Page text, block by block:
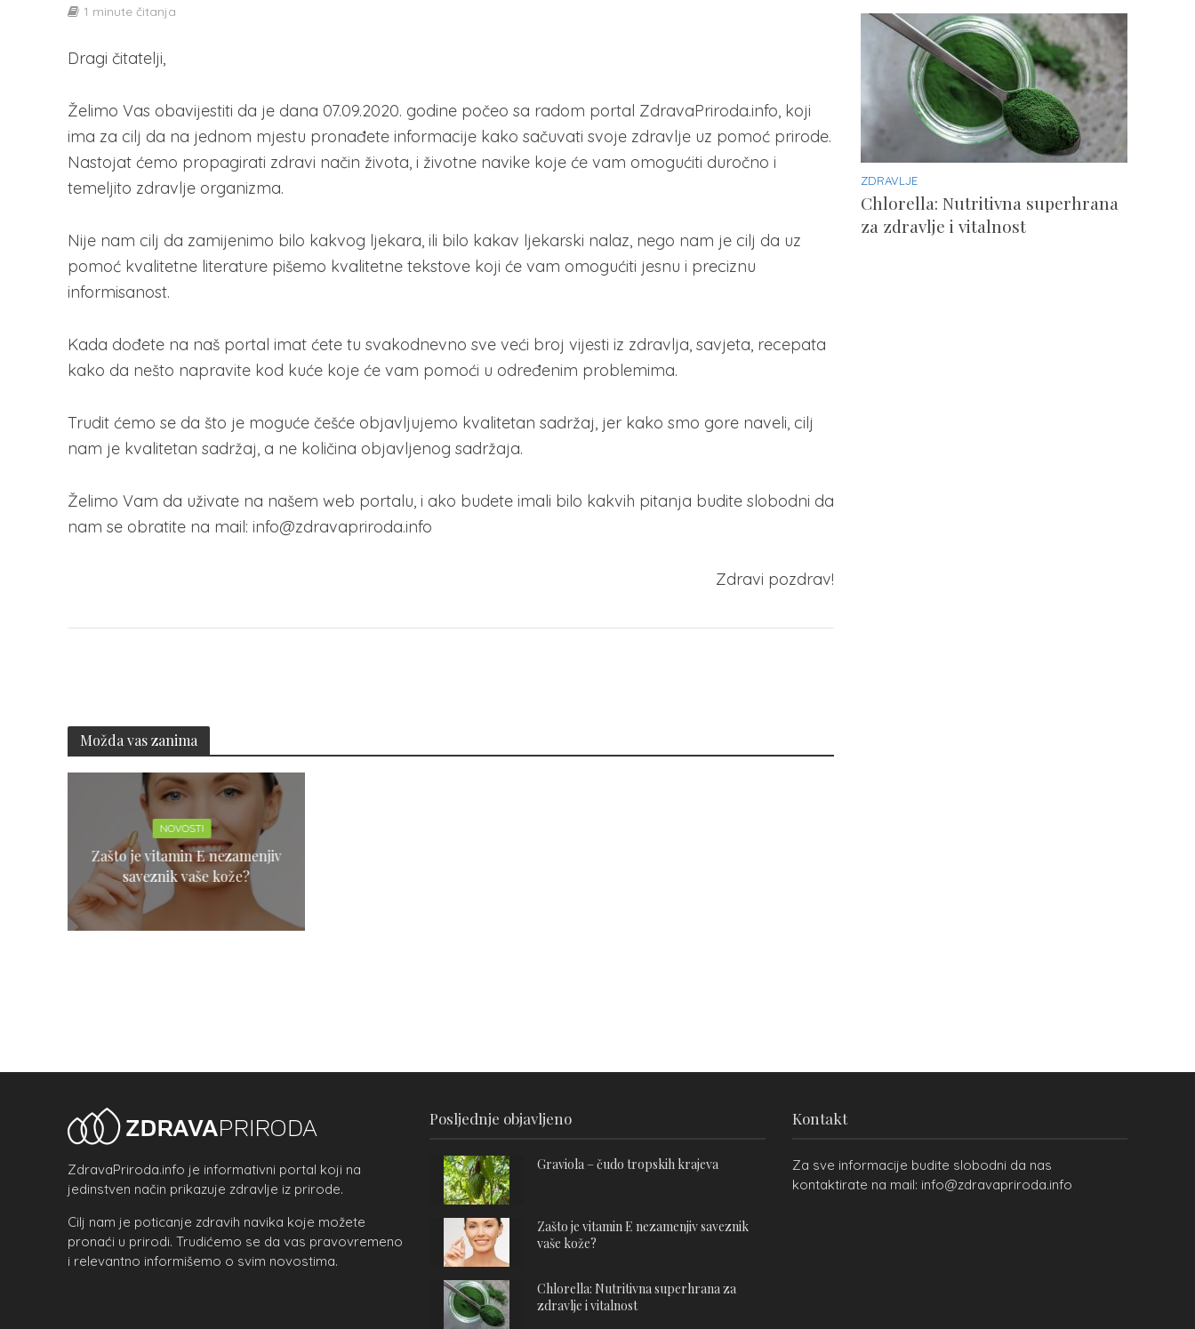
1 minute čitanja
Dragi čitatelji,
Želimo Vas obavijestiti da je dana 07.09.2020. godine počeo sa radom portal ZdravaPriroda.info, koji
ima za cilj da na jednom mjestu pronađete informacije kako sačuvati svoje zdravlje uz pomoć prirode.
Nastojat ćemo propagirati zdravi način života, i životne navike koje će vam omogućiti duročno i
temeljito zdravlje organizma.
Nije nam cilj da zamijenimo bilo kakvog ljekara, ili bilo kakav ljekarski nalaz, nego nam je cilj da uz
pomoć kvalitetne literature pišemo kvalitetne tekstove koji će vam omogućiti jesnu i preciznu
informisanost.
Kada dođete na naš portal imat ćete tu svakodnevno sve veći broj vijesti iz zdravlja, savjeta, recepata
kako da nešto napravite kod kuće koje će vam pomoći u određenim problemima.
Trudit ćemo se da što je moguće češće objavljujemo kvalitetan sadržaj, jer kako smo gore naveli, cilj
nam je kvalitetan sadržaj, a ne količina objavljenog sadržaja.
Želimo Vam da uživate na našem web portalu, i ako budete imali bilo kakvih pitanja budite slobodni da
nam se obratite na mail: info@zdravapriroda.info
Zdravi pozdrav!
Možda vas zanima
NOVOSTI
Zašto je vitamin E nezamenjiv
saveznik vaše kože?
ZDRAVLJE
Chlorella: Nutritivna superhrana
za zdravlje i vitalnost
ZdravaPriroda.info je informativni portal koji na
jedinstven način prikazuje zdravlje iz prirode.
Cilj nam je poticanje zdravih navika koje možete
pronaći u prirodi. Trudićemo se da vas pravovremeno
i relevantno informišemo o svim novostima.
Posljednje objavljeno
Graviola – čudo tropskih krajeva
Zašto je vitamin E nezamenjiv saveznik
vaše kože?
Chlorella: Nutritivna superhrana za
zdravlje i vitalnost
Kontakt
Za sve informacije budite slobodni da nas
kontaktirate na mail: info@zdravapriroda.info